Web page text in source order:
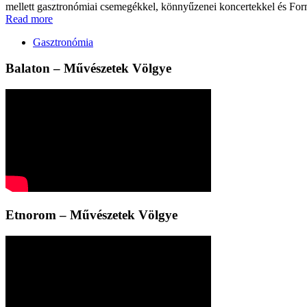
mellett gasztronómiai csemegékkel, könnyűzenei koncertekkel és
Read more
Gasztronómia
Balaton – Művészetek Völgye
Etnorom – Művészetek Völgye